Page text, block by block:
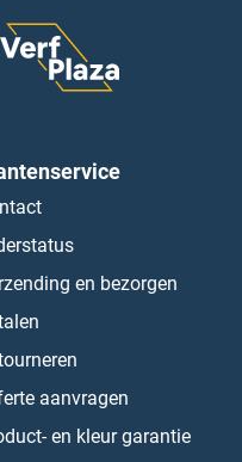
en bezorgen
aanvragen
en kleur garantie